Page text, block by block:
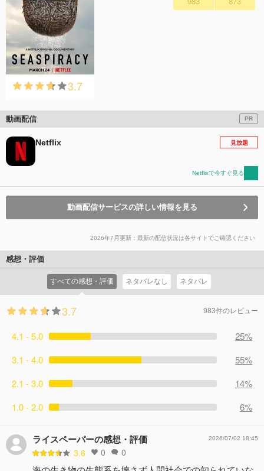
3.7
動画配信 PR
Netflix 見放題
Netflixで今すぐ見る
動画配信サービスの詳しい情報を見る
2026年7月更新：最新の配信状況は各サイトでご確認ください
感想・評価
すべての感想・評価 ネタバレなし ネタバレ
3.7 983件のレビュー
4.1 - 5.0
25%
3.1 - 4.0
55%
2.1 - 3.0
14%
1.0 - 2.0
6%
ライスペーパーの感想・評価
3.6 0 0
2026/07/02 18:45